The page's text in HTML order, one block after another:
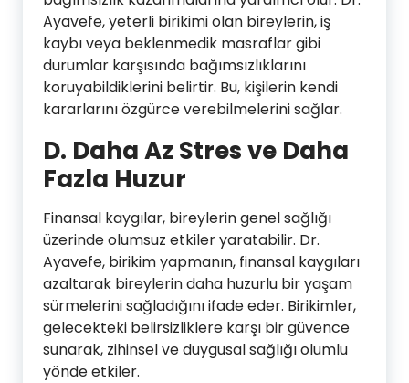
Ayavefe, yeterli birikimi olan bireylerin, iş
kaybı veya beklenmedik masraflar gibi
durumlar karşısında bağımsızlıklarını
koruyabildiklerini belirtir. Bu, kişilerin kendi
kararlarını özgürce verebilmelerini sağlar.
D. Daha Az Stres ve Daha
Fazla Huzur
Finansal kaygılar, bireylerin genel sağlığı
üzerinde olumsuz etkiler yaratabilir. Dr.
Ayavefe, birikim yapmanın, finansal kaygıları
azaltarak bireylerin daha huzurlu bir yaşam
sürmelerini sağladığını ifade eder. Birikimler,
gelecekteki belirsizliklere karşı bir güvence
sunarak, zihinsel ve duygusal sağlığı olumlu
yönde etkiler.